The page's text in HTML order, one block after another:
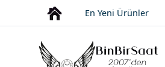
En Yeni Ürünler